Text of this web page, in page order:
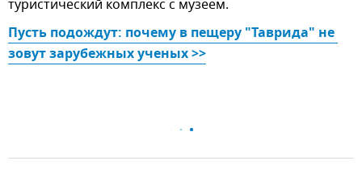
туристический комплекс с музеем.
Пусть подождут: почему в пещеру "Таврида" не
зовут зарубежных ученых >>